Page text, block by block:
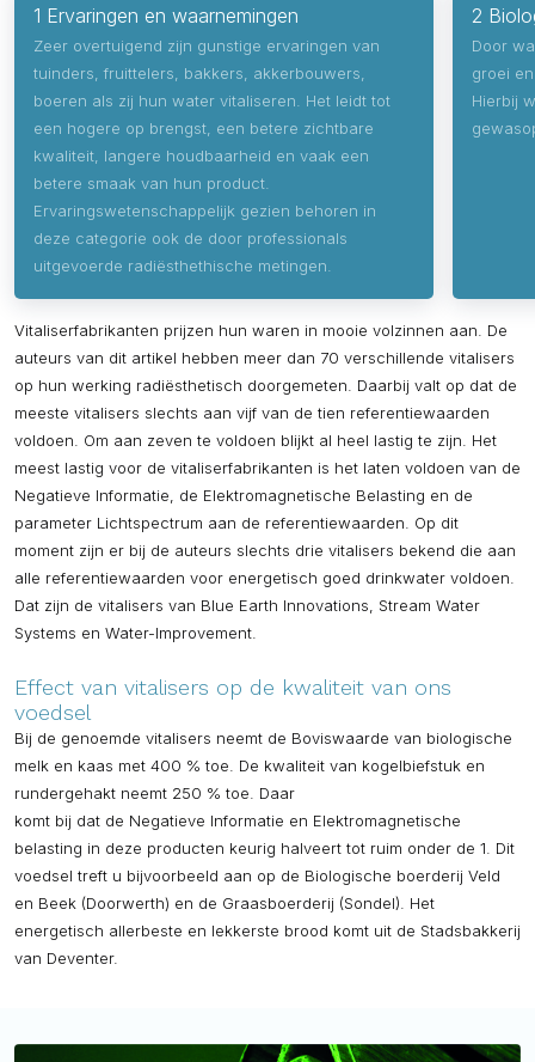
1 Ervaringen en waarnemingen
Zeer overtuigend zijn gunstige ervaringen van
tuinders, fruittelers, bakkers, akkerbouwers,
boeren als zij hun water vitaliseren. Het leidt tot
een hogere op brengst, een betere zichtbare
kwaliteit, langere houdbaarheid en vaak een
betere smaak van hun product.
Ervaringswetenschappelijk gezien behoren in
deze categorie ook de door professionals
uitgevoerde radiësthethische metingen.
2
Door
groei
Hierbij
Vitaliserfabrikanten prijzen hun waren in mooie volzinnen aan. De
auteurs van dit artikel hebben meer dan 70 verschillende vitalisers
op hun werking radiësthetisch doorgemeten. Daarbij valt op dat de
meeste vitalisers slechts aan vijf van de tien referentiewaarden
voldoen. Om aan zeven te voldoen blijkt al heel lastig te zijn. Het
meest lastig voor de vitaliserfabrikanten is het laten voldoen van de
Negatieve Informatie, de Elektromagnetische Belasting en de
parameter Lichtspectrum aan de referentiewaarden. Op dit
moment zijn er bij de auteurs slechts drie vitalisers bekend die aan
alle referentiewaarden voor energetisch goed drinkwater voldoen.
Dat zijn de vitalisers van Blue Earth Innovations, Stream Water
Systems en Water-Improvement.
Effect van vitalisers op de kwaliteit van ons
voedsel
Bij de genoemde vitalisers neemt de Boviswaarde van biologische
melk en kaas met 400 % toe. De kwaliteit van kogelbiefstuk en
rundergehakt neemt 250 % toe. Daar
komt bij dat de Negatieve Informatie en Elektromagnetische
belasting in deze producten keurig halveert tot ruim onder de 1. Dit
voedsel treft u bijvoorbeeld aan op de Biologische boerderij Veld
en Beek (Doorwerth) en de Graasboerderij (Sondel). Het
energetisch allerbeste en lekkerste brood komt uit de Stadsbakkerij
van Deventer.